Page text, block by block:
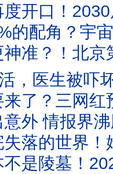
后“这个大国”将不复
中最大、最恐怖的隐形力量
北京第一高楼遭神秘撞
医生被吓坏了
？三网红预言家
沸腾！美F15战机飞行
姆大陆、小矮人世界、索
2025雷达最新发现：它